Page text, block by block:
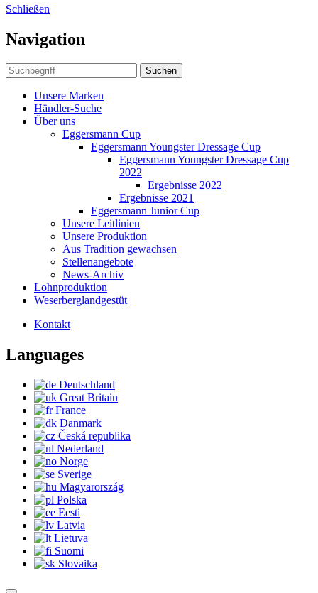
Schließen
Navigation
Suchen
Unsere Marken
Händler-Suche
Über uns
Eggersmann Cup
Eggersmann Youngster Dressage Cup
Eggersmann Youngster Dressage Cup
2022
Ergebnisse 2022
Ergebnisse 2021
Eggersmann Junior Cup
Unsere Leitlinien
Unsere Produktion
Aus Tradition gewachsen
Stellenangebote
News-Archiv
Lohnproduktion
Weserberglandgestüt
Kontakt
Languages
Deutschland
Great Britain
France
Danmark
Česká republika
Nederland
Norge
Sverige
Magyarország
Polska
Eesti
Latvia
Lietuva
Suomi
Slovaika